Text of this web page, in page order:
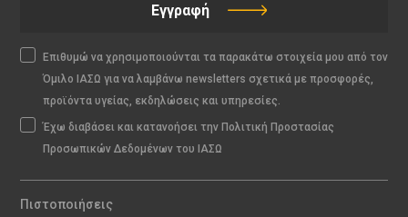
Εγγραφή
Επιθυμώ να χρησιμοποιούνται τα παρακάτω στοιχεία μου από τον
Όμιλο ΙΑΣΩ για να λαμβάνω newsletters σχετικά με προσφορές,
προϊόντα υγείας, εκδηλώσεις και υπηρεσίες.
Έχω διαβάσει και κατανοήσει την Πολιτική Προστασίας
Προσωπικών Δεδομένων του ΙΑΣΩ
Πιστοποιήσεις